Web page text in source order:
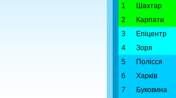
1
Шахтар
2
Карпати
3
Епіцентр
4
Зоря
5
Полісся
6
Харків
7
Буковина